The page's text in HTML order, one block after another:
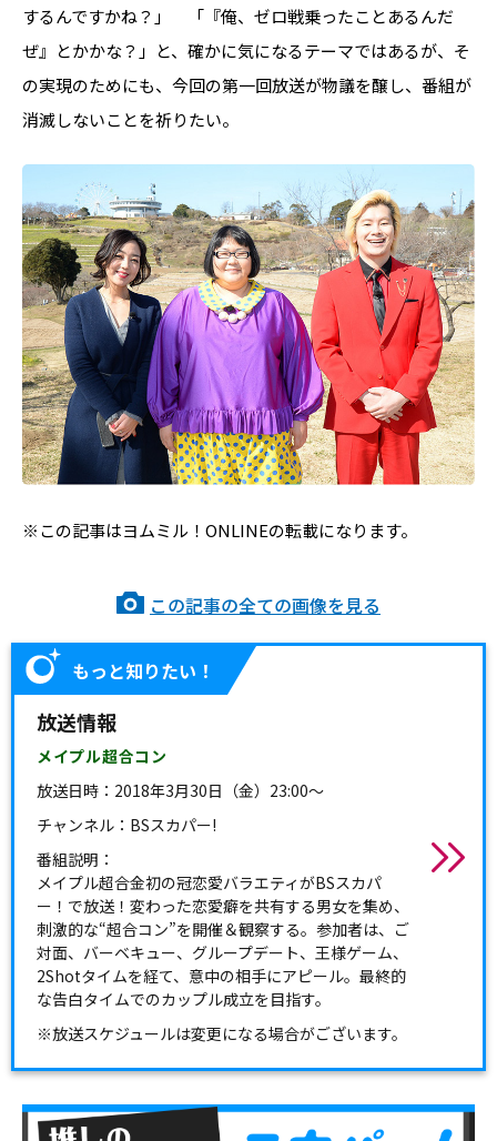
するんですかね？」 「『俺、ゼロ戦乗ったことあるんだ
ぜ』とかかな？」と、確かに気になるテーマではあるが、そ
の実現のためにも、今回の第一回放送が物議を醸し、番組が
消滅しないことを祈りたい。
※この記事はヨムミル！ONLINEの転載になります。
この記事の全ての画像を見る
もっと知りたい！
放送情報
メイプル超合コン
放送日時： 2018年3月30日（金）23:00～
チャンネル：BSスカパー!
番組説明：
メイプル超合金初の冠恋愛バラエティがBSスカパ
ー！で放送！変わった恋愛癖を共有する男女を集め、
刺激的な“超合コン”を開催＆観察する。参加者は、ご
対面、バーベキュー、グループデート、王様ゲーム、
2Shotタイムを経て、意中の相手にアピール。最終的
な告白タイムでのカップル成立を目指す。
※放送スケジュールは変更になる場合がございます。